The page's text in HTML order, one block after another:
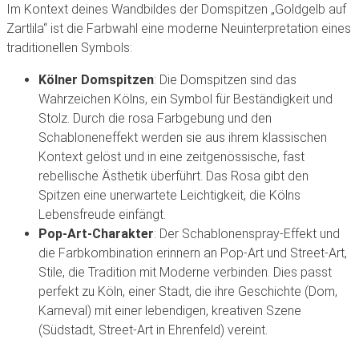
Im Kontext deines Wandbildes der Domspitzen „Goldgelb auf
Zartlila“ ist die Farbwahl eine moderne Neuinterpretation eines
traditionellen Symbols:
Kölner Domspitzen: Die Domspitzen sind das
Wahrzeichen Kölns, ein Symbol für Beständigkeit und
Stolz. Durch die rosa Farbgebung und den
Schabloneneffekt werden sie aus ihrem klassischen
Kontext gelöst und in eine zeitgenössische, fast
rebellische Ästhetik überführt. Das Rosa gibt den
Spitzen eine unerwartete Leichtigkeit, die Kölns
Lebensfreude einfängt.
Pop-Art-Charakter: Der Schablonenspray-Effekt und
die Farbkombination erinnern an Pop-Art und Street-Art,
Stile, die Tradition mit Moderne verbinden. Dies passt
perfekt zu Köln, einer Stadt, die ihre Geschichte (Dom,
Karneval) mit einer lebendigen, kreativen Szene
(Südstadt, Street-Art in Ehrenfeld) vereint.